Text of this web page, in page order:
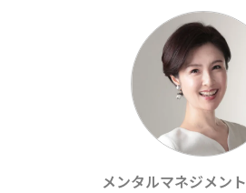
メンタルマネジメント